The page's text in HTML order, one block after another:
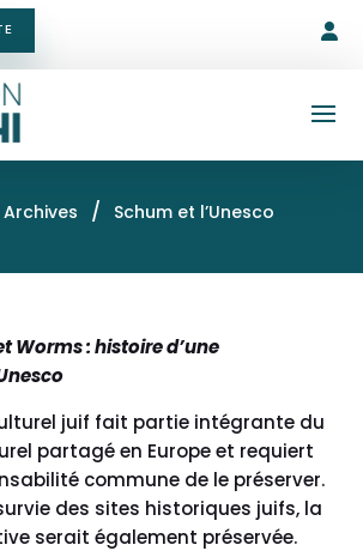
Archives / Schum et l’Unesco
Worms : histoire d’une
juif fait partie intégrante du
partagé en Europe et requiert
commune de le préserver.
des sites historiques juifs, la
serait également préservée.